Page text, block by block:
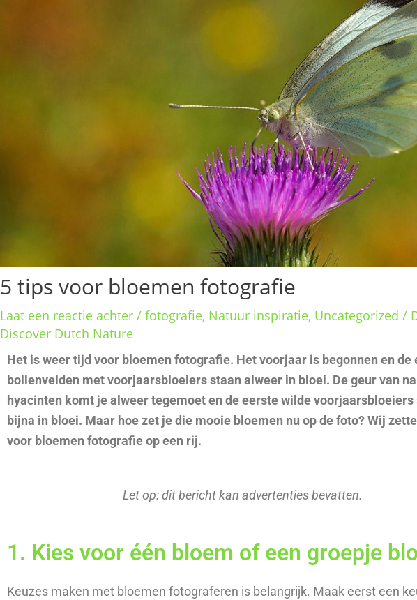
5 tips voor bloemen fotografie
Laat een reactie achter /fotografie, Natuur inspiratie, Uncategorized /
Discover Dutch Nature
Het is weer tijd voor bloemen fotografie. Het voorjaar is begonnen en de
bollenvelden met voorjaarsbloeiers staan alweer in bloei. De geur van
hyacinten komt je alweer tegemoet en de eerste wilde voorjaarsbloeiers
bijna in bloei. Maar hoe zet je die mooie bloemen nu op de foto? Wij
voor bloemen fotografie op een rij.
Let op: dit bericht kan advertenties bevatten.
1. Kies voor één bloem of een groepje
Keuzes maken met bloemen fotograferen is belangrijk. Maak eerst een